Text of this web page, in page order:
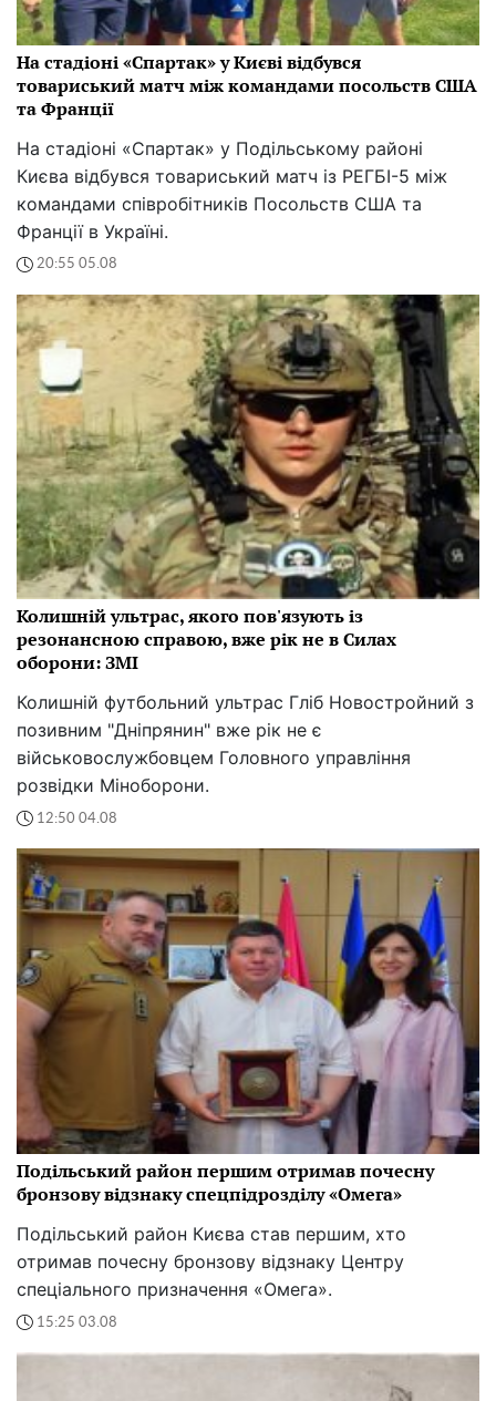
На стадіоні «Спартак» у Києві відбувся
товариський матч між командами посольств США
та Франції
На стадіоні «Спартак» у Подільському районі
Києва відбувся товариський матч із РЕГБІ-5 між
командами співробітників Посольств США та
Франції в Україні.
20:55 05.08
Колишній ультрас, якого пов'язують із
резонансною справою, вже рік не в Силах
оборони: ЗМІ
Колишній футбольний ультрас Гліб Новостройний з
позивним "Дніпрянин" вже рік не є
військовослужбовцем Головного управління
розвідки Міноборони.
12:50 04.08
Подільський район першим отримав почесну
бронзову відзнаку спецпідрозділу «Омега»
Подільський район Києва став першим, хто
отримав почесну бронзову відзнаку Центру
спеціального призначення «Омега».
15:25 03.08